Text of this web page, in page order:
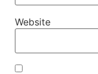
Website